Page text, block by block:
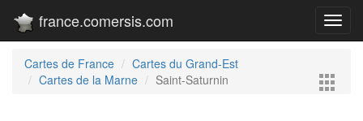
france.comersis.com
Cartes de France
Cartes du Grand-Est
Cartes de la Marne
Saint-Saturnin